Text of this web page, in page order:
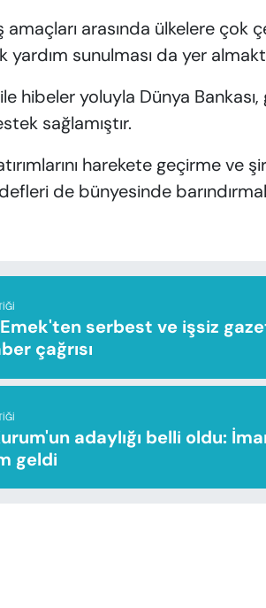
arasında ülkelere çok
yardım sunulması da yer
hibeler yoluyla Dünya Bankası,
sağlamıştır.
harekete geçirme ve
de bünyesinde
serbest ve işsiz
çağrısı
adaylığı belli oldu:
geldi